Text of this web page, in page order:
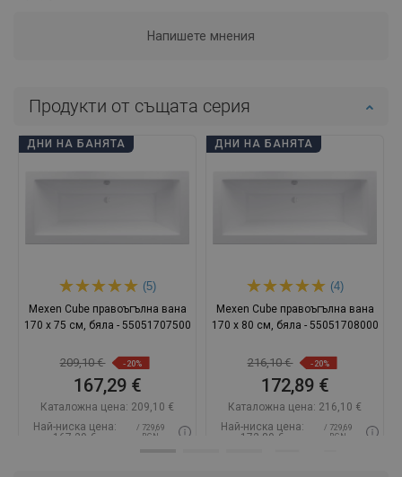
Напишете мнения
Продукти от същата серия
ДНИ НА БАНЯТА
(5)
Mexen Cube правоъгълна вана
170 x 75 см, бяла - 55051707500
209,10 € -20%
167,29 €
Каталожна цена: 209,10 €
Най-ниска цена:
167,29 €
/ 729,69
BGN
ДНИ НА БАНЯТА
(4)
Mexen Cube правоъгълна вана
170 x 80 см, бяла - 55051708000
216,10 € -20%
172,89 €
Каталожна цена: 216,10 €
Най-ниска цена:
172,89 €
/ 729,69
BGN